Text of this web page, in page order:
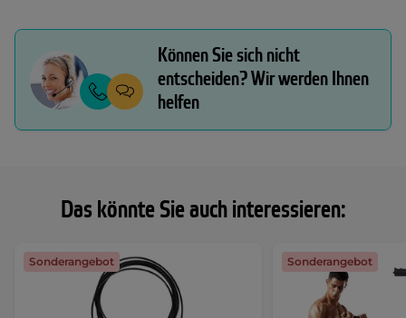
Das könnte Sie auch interessieren:
Sonderangebot Sonderangebot
Können Sie sich nicht
entscheiden? Wir werden Ihnen
helfen